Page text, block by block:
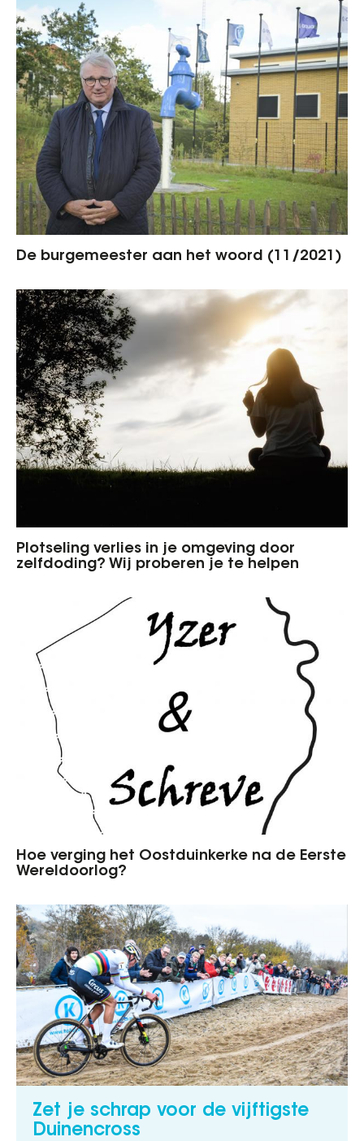
De burgemeester aan het woord (11/2021)
Plotseling verlies in je omgeving door
zelfdoding? Wij proberen je te helpen
Hoe verging het Oostduinkerke na de Eerste
Wereldoorlog?
Zet je schrap voor de vijftigste
Duinencross